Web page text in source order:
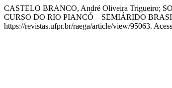
CASTELO BRANCO, André Oliveira Trigueiro;
CURSO DO RIO PIANCÓ – SEMIÁRIDO
https://revistas.ufpr.br/raega/article/view/95063.